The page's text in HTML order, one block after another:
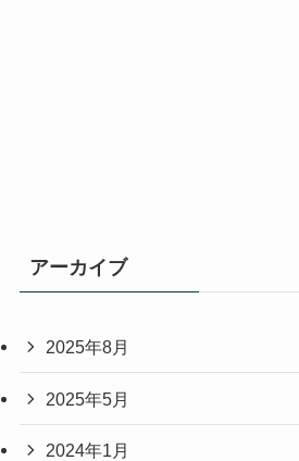
アーカイブ
2025年8月
2025年5月
2024年1月